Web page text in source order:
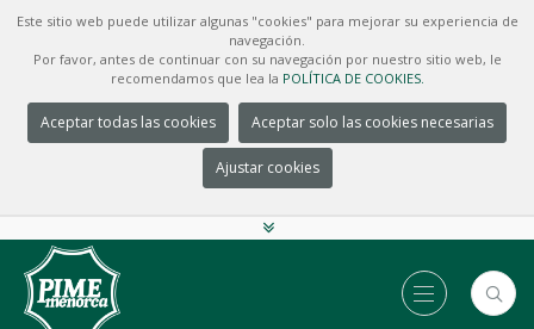
Este sitio web puede utilizar algunas "cookies" para mejorar su experiencia de
navegación.
Por favor, antes de continuar con su navegación por nuestro sitio web, le
recomendamos que lea la POLÍTICA DE COOKIES.
Aceptar todas las cookies Aceptar solo las cookies necesarias
Ajustar cookies